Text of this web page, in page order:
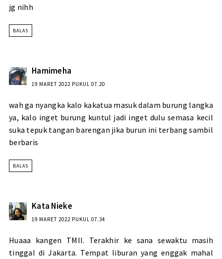
jg nihh
BALAS
Hamimeha
19 MARET 2022 PUKUL 07.20
wah ga nyangka kalo kakatua masuk dalam burung langka
ya, kalo inget burung kuntul jadi inget dulu semasa kecil
suka tepuk tangan barengan jika burun ini terbang sambil
berbaris
BALAS
Kata Nieke
19 MARET 2022 PUKUL 07.34
Huaaa kangen TMII. Terakhir ke sana sewaktu masih
tinggal di Jakarta. Tempat liburan yang enggak mahal